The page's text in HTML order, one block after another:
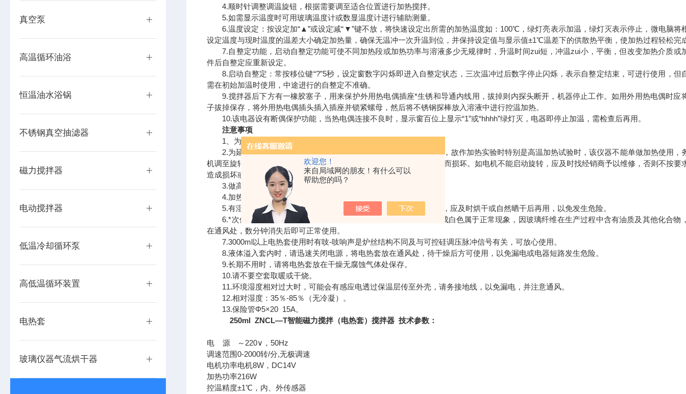
欢迎您！
来自局域网的朋友！有什么可以
帮助您的吗？
真空泵
高温循环油浴
恒温油水浴锅
不锈钢真空抽滤器
磁力搅拌器
电动搅拌器
低温冷却循环泵
高低温循环装置
电热套
玻璃仪器气流烘干器
4.顺时针调整调温旋钮，根据需要调至适合位置进行加热搅拌。
5.如需显示温度时可用玻璃温度计或数显温度计进行辅助测量。
6.温度设定：按设定加“▲”或设定减“▼”键不放，将快速设定出所需的加热温度如：100℃，绿灯亮表示加温，绿灯灭表示停止，微电脑将
设定温度与现时温度的温差大小确定加热量，确保无温冲一次升温到位，并保持设定值与显示值±1℃温差下的供散热平衡，使加热过程轻松完
7.自整定功能，启动自整定功能可使不同加热段或加热功率与溶液多少无规律时，升温时间zui短，冲温zui小，平衡，但改变加热介质或
件后自整定应重新设定。
8.启动自整定：常按移位键“?”5秒，设定窗数字闪烁即进入自整定状态，三次温冲过后数字停止闪烁，表示自整定结束，可进行使用，但
需在初始加温时使用，中途进行的自整定不准确。
9.搅拌器后下方有一橡胶塞子，用来保护外用热电偶插座*生锈和导通内线用，拔掉则内探头断开，机器停止工作。如用外用热电偶时应
子拔掉保存，将外用热电偶插头插入插座并锁紧螺母，然后将不锈钢探棒放入溶液中进行控温加热。
10.该电器设有断偶保护功能，当热电偶连接不良时，显示窗百位上显示“1”或“hhhh”绿灯灭，电器即停止加温，需检查后再用。
注意事项
1、为保证安全使用请务接地线。
2.为延长产品的使用，所有磁力搅拌器的电机均带有风扇散热功能，故作加热实验时特别是高温加热试验时，该仪器不能单做加热使用，
机调至旋转或中速旋转状态（或空转），以防止电机、电器受高温辐射而损坏。如电机不能启动旋转，应及时找经销商予以维修，否则不按要
造成损坏或损失，不予负责。
3.做高温加热结束时，请先关加热，待几分钟余温散后再关搅拌。
4.加热部分温度较高，工作时需小心，以免烫伤。
5.有湿手，液体溢出，或长期置于湿度过高条件下出现的漏电现象，应及时烘干或自然晒干后再用，以免发生危险。
6.*次使用时，套内有白烟和异味冒出，颜色由白色变为褐色再变成白色属于正常现象，因玻璃纤维在生产过程中含有油质及其他化合物
在通风处，数分钟消失后即可正常使用。
7.3000ml以上电热套使用时有吱-吱响声是炉丝结构不同及与可控硅调压脉冲信号有关，可放心使用。
8.液体溢入套内时，请迅速关闭电源，将电热套放在通风处，待干燥后方可使用，以免漏电或电器短路发生危险。
9.长期不用时，请将电热套放在干燥无腐蚀气体处保存。
10.请不要空套取暖或干烧。
11.环境湿度相对过大时，可能会有感应电透过保温层传至外壳，请务接地线，以免漏电，并注意通风。
12.相对湿度：35％-85％（无冷凝）。
13.保险管Φ5×20 15A。
250ml ZNCL—T智能磁力搅拌（电热套）搅拌器 技术参数：
电 源 ～ 220∨ ， 50Hz
调速范围0-2000转/分,无极调速
电机功率电机8W ， DC14V
加热功率216W
控温精度±1℃ ，内、外传感器